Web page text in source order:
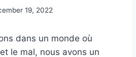
19, 2022
dans un monde où
le mal, nous avons un